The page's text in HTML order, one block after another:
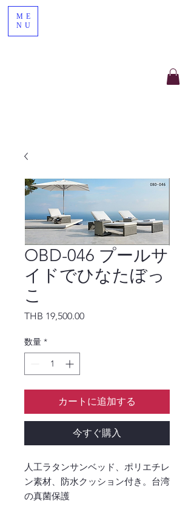
ME
NU
OBD-046 プールサ
イドでひなたぼっ
こ
THB 19,500.00価格
数量 *
カートに追加する
今すぐ購入
人工ラタンサンベッド、ポリエチレ
ン素材、防水クッション付き。台湾
の真菌保護